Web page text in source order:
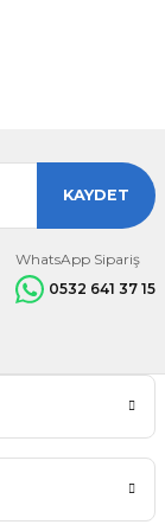
KAYDET
WhatsApp Sipariş
0532 641 37 15